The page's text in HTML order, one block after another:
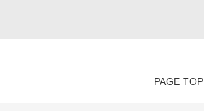
PAGE TOP